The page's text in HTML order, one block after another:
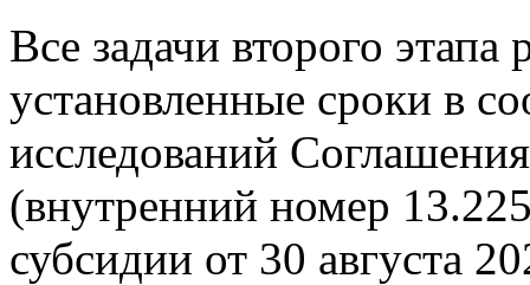
Все задачи второго
установленные сроки в
исследований
(внутренний номер
субсидии от 30 августа